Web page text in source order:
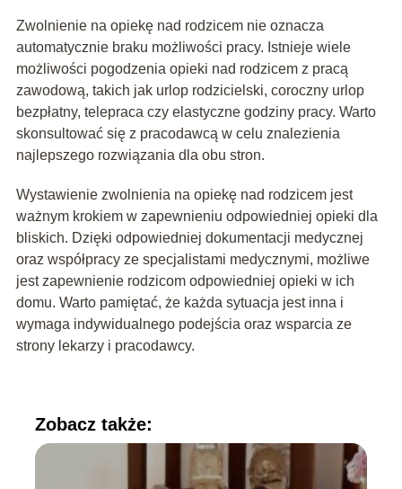
Zwolnienie na opiekę nad rodzicem nie oznacza
automatycznie braku możliwości pracy. Istnieje wiele
możliwości pogodzenia opieki nad rodzicem z pracą
zawodową, takich jak urlop rodzicielski, coroczny urlop
bezpłatny, telepraca czy elastyczne godziny pracy. Warto
skonsultować się z pracodawcą w celu znalezienia
najlepszego rozwiązania dla obu stron.
Wystawienie zwolnienia na opiekę nad rodzicem jest
ważnym krokiem w zapewnieniu odpowiedniej opieki dla
bliskich. Dzięki odpowiedniej dokumentacji medycznej
oraz współpracy ze specjalistami medycznymi, możliwe
jest zapewnienie rodzicom odpowiedniej opieki w ich
domu. Warto pamiętać, że każda sytuacja jest inna i
wymaga indywidualnego podejścia oraz wsparcia ze
strony lekarzy i pracodawcy.
Zobacz także: